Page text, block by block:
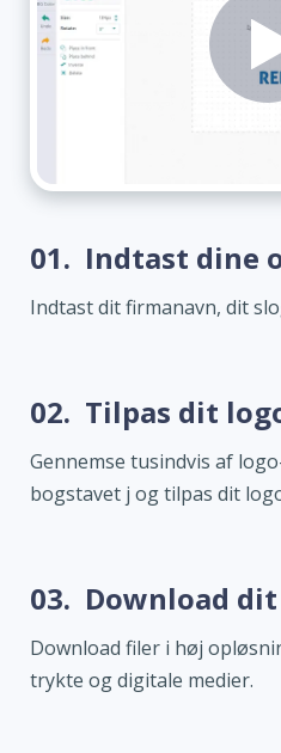
01. Indtast dine
Indtast dit firmanavn, dit
02. Tilpas dit
Gennemse tusindvis af
bogstavet j og tilpas dit
03. Download
Download filer i høj
trykte og digitale medier.